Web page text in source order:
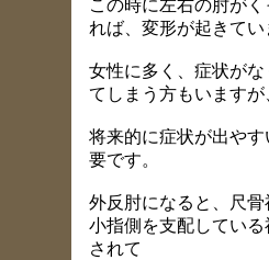
この時に左右の肘が
れば、変形が起きてい
女性に多く、症状が
てしまう方もいますが
将来的に症状が出や
要です。
外反肘になると、尺
小指側を支配してい
されて